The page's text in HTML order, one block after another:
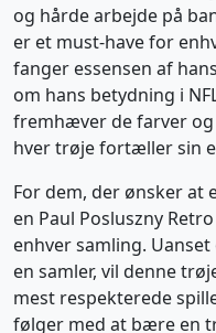
og hårde arbejde på
er et must-have for
fanger essensen af
om hans betydning i
fremhæver de farver og
hver trøje fortæller sin
For dem, der ønsker at
en Paul Posluszny
enhver samling.
en samler, vil denne
mest respekterede
følger med at bære en